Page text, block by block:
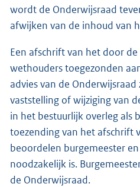
wordt de Onderwijsraad
afwijken van de inhoud van
Een afschrift van het door
wethouders toegezonden
advies van de
vaststelling of wijziging van
in het bestuurlijk overleg als
toezending van het afschrift
beoordelen burgemeester
noodzakelijk is.
de Onderwijsraad.